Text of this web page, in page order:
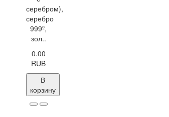
серебром),
серебро
999º,
зол..
0.00
RUB
В
корзину